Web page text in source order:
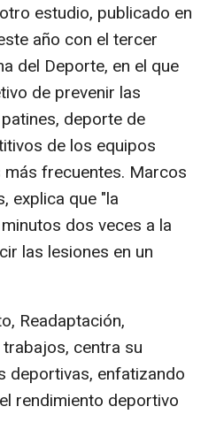
estudio, publicado en
año con el tercer
del Deporte, en el que
de prevenir las
deporte de
de los equipos
frecuentes. Marcos
explica que "la
dos veces a la
las lesiones en un
Readaptación,
centra su
deportivas, enfatizando
rendimiento deportivo